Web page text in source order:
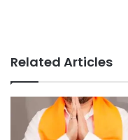
Related Articles